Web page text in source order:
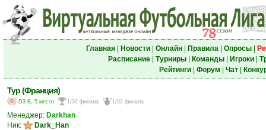
Главная| Новости| Онлайн| Правила| Опросы|
Расписание| Турниры| Команды| Игроки|
Рейтинги| Форум Чат|
Тур (Франция)
D3-B, 5 место 1/32 финала 1/32 финала
Менеджер: Darkhan
Ник:
Dark_Han